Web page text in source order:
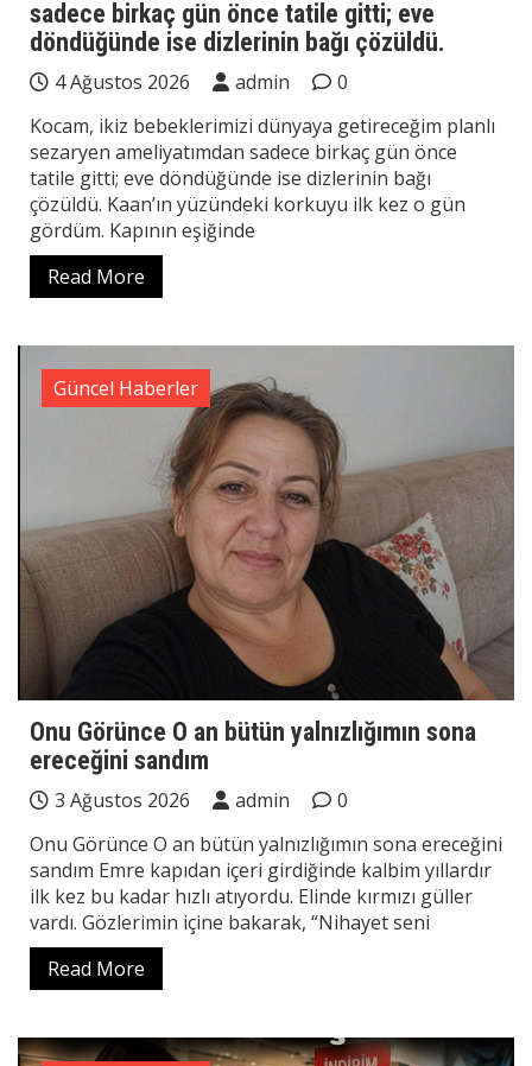
sadece birkaç gün önce tatile gitti; eve
döndüğünde ise dizlerinin bağı çözüldü.
4 Ağustos 2026 admin
0
Kocam, ikiz bebeklerimizi dünyaya getireceğim planlı
sezaryen ameliyatımdan sadece birkaç gün önce
tatile gitti; eve döndüğünde ise dizlerinin bağı
çözüldü. Kaan’ın yüzündeki korkuyu ilk kez o gün
gördüm. Kapının eşiğinde
Read More
Güncel Haberler
Onu Görünce O an bütün yalnızlığımın sona
ereceğini sandım
3 Ağustos 2026 admin
0
Onu Görünce O an bütün yalnızlığımın sona ereceğini
sandım Emre kapıdan içeri girdiğinde kalbim yıllardır
ilk kez bu kadar hızlı atıyordu. Elinde kırmızı güller
vardı. Gözlerimin içine bakarak, “Nihayet seni
Read More